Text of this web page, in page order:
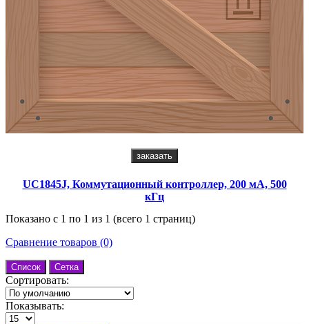
заказать
UC1845J, Коммутационный контроллер, 200 мА, 500
кГц
Показано с 1 по 1 из 1 (всего 1 страниц)
Сравнение товаров (0)
Список Сетка
Сортировать:
Показывать: